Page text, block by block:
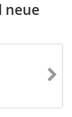
neue